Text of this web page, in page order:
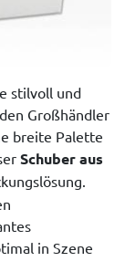
stilvoll und
Großhändler
breite Palette
Schuber aus
in Szene